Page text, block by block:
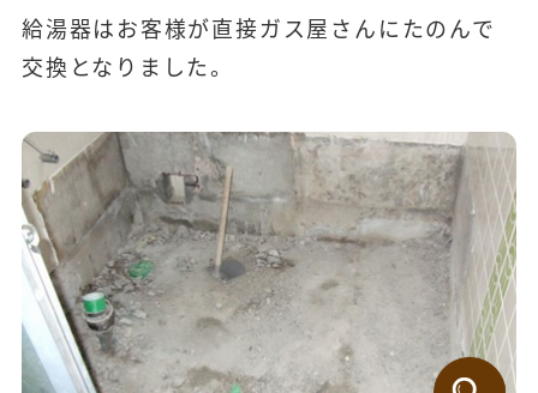
給湯器はお客様が直接ガス屋さんにたのんで
交換となりました。